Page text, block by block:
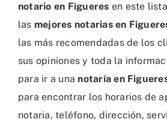
notario en Figueres en este
las mejores notarias en
las más recomendadas de los
sus opiniones y toda la
para ir a una notaría en
para encontrar los horarios de
notaria, teléfono, dirección,